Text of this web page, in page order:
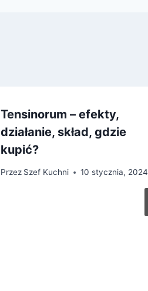
Tensinorum – efekty,
działanie, skład, gdzie
kupić?
Przez Szef Kuchni 10 stycznia, 2024